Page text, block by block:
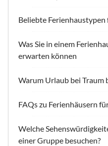
Beliebte Ferienhaustypen
Was Sie in einem
erwarten können
Warum Urlaub bei Traum
FAQs zu Ferienhäusern
Welche
einer Gruppe besuchen?